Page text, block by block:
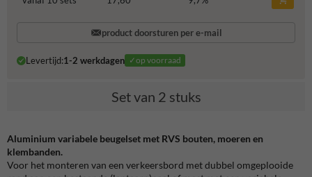
product doorsturen per e-mail
Levertijd:1-2 werkdagen ✓op voorraad
Set van 2 stuks
Aluminium variabele beugelset met RVS bouten, moeren en
klembanden.
Voor het monteren van een verkeersbord met dubbel omgeplooide